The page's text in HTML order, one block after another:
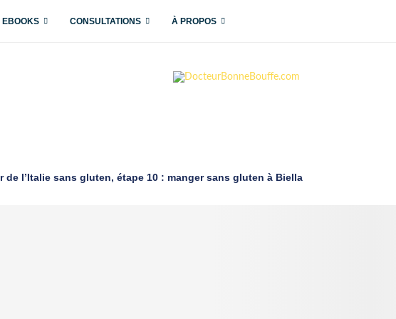
EBOOKS CONSULTATIONS À PROPOS
de l’Italie sans gluten, étape 10 : manger sans gluten à Biella